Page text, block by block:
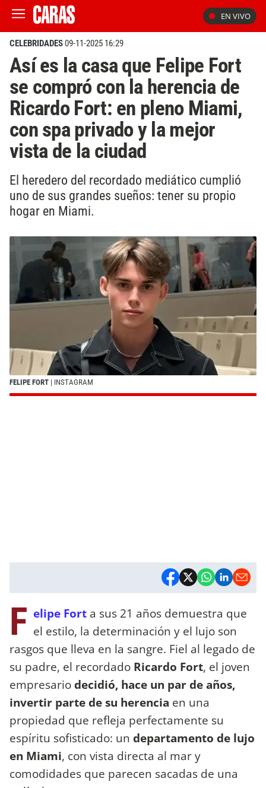
EN VIVO
CELEBRIDADES09-11-2025 16:29
Así es la casa que Felipe Fort
se compró con la herencia de
Ricardo Fort: en pleno Miami,
con spa privado y la mejor
vista de la ciudad
El heredero del recordado mediático cumplió
uno de sus grandes sueños: tener su propio
hogar en Miami.
FELIPE FORT | INSTAGRAM
F elipe Fort a sus 21 años demuestra que
el estilo, la determinación y el lujo son
rasgos que lleva en la sangre. Fiel al legado de
su padre, el recordado Ricardo Fort, el joven
empresariodecidió, hace un par de años,
invertir parte de su herencia en una
propiedad que refleja perfectamente su
espíritu sofisticado: un departamento de lujo
en Miami, con vista directa al mar y
comodidades que parecen sacadas de una